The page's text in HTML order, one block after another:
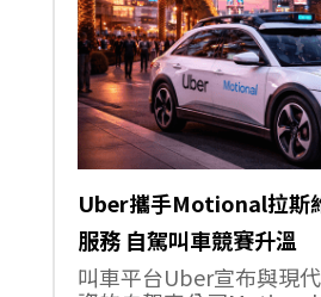
Uber攜手Motional拉斯
服務 自駕叫車競賽升溫
叫車平台Uber宣布與現